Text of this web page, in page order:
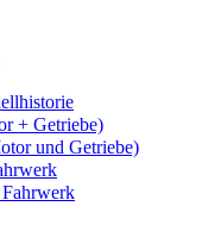
+ Getriebe)
und Getriebe)